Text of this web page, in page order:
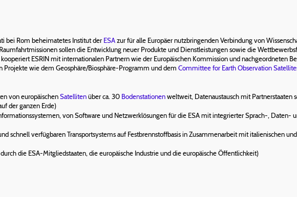
bei Rom beheimatetes Institut derESAzur für alle Europäer nutzbringenden Verbindung von
sollen die Entwicklung neuer Produkte und Dienstleistungen sowie die
ESRIN mit internationalen Partnern wie der Europäischen Kommission und nachgeordneten
wie dem Geosphäre/Biosphäre-Programm und dem Committee for Earth Observation
von europäischenSatellitenüber ca. 30 Bodenstationenweltweit, Datenaustausch mit Partnerstaaten
der ganzen Erde)
von Software und Netzwerklösungen für die ESA mit integrierter Sprach-, Daten-
schnell verfügbaren Transportsystems auf Festbrennstoffbasis in Zusammenarbeit mit italienischen
die ESA-Mitgliedstaaten, die europäische Industrie und die europäische Öffentlichkeit)